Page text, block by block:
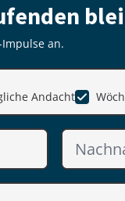
an.
Andacht